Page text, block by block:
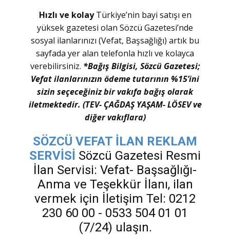
Hızlı ve kolayTürkiye’nin bayi satışı en
yüksek gazetesi olan Sözcü Gazetesi’nde
sosyal ilanlarınızı (Vefat, Başsağlığı) artık bu
sayfada yer alan telefonla hızlı ve kolayca
verebilirsiniz. *Bağış Bilgisi, Sözcü Gazetesi;
Vefat ilanlarınızın ödeme tutarının %15’ini
sizin seçeceğiniz bir vakıfa bağış olarak
iletmektedir. (TEV- ÇAĞDAŞ YAŞAM- LÖSEV ve
diğer vakıflara)
SÖZCÜ VEFAT İLAN REKLAM
SERVİSİ Sözcü Gazetesi Resmi
İlan Servisi: Vefat- Başsağlığı-
Anma ve Teşekkür İlanı, ilan
vermek için İletişim Tel: 0212
230 60 00 - 0533 504 01 01
(7/24) ulaşın.